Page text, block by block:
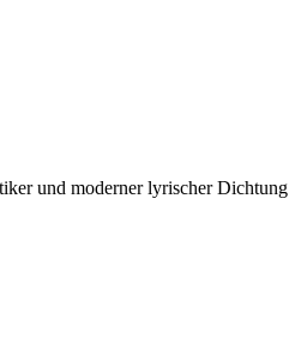
und moderner lyrischer Dichtung